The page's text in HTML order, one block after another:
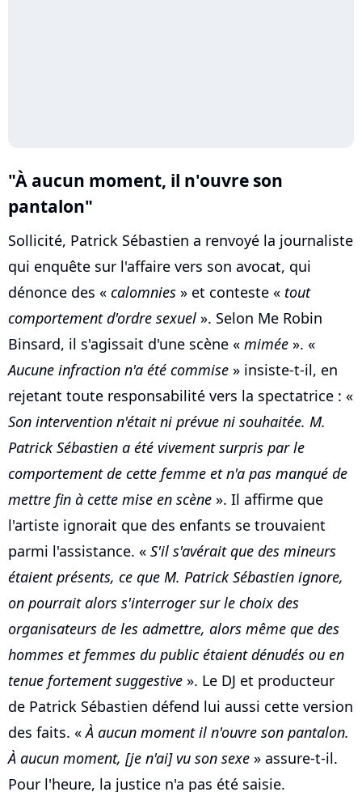
"À aucun moment, il n'ouvre son
pantalon"
Sollicité, Patrick Sébastien a renvoyé la journaliste
qui enquête sur l'affaire vers son avocat, qui
dénonce des « calomnies » et conteste « tout
comportement d'ordre sexuel ». Selon Me Robin
Binsard, il s'agissait d'une scène « mimée ». «
Aucune infraction n'a été commise » insiste-t-il, en
rejetant toute responsabilité vers la spectatrice : «
Son intervention n'était ni prévue ni souhaitée. M.
Patrick Sébastien a été vivement surpris par le
comportement de cette femme et n'a pas manqué de
mettre fin à cette mise en scène ». Il affirme que
l'artiste ignorait que des enfants se trouvaient
parmi l'assistance. « S'il s'avérait que des mineurs
étaient présents, ce que M. Patrick Sébastien ignore,
on pourrait alors s'interroger sur le choix des
organisateurs de les admettre, alors même que des
hommes et femmes du public étaient dénudés ou en
tenue fortement suggestive ». Le DJ et producteur
de Patrick Sébastien défend lui aussi cette version
des faits. «À aucun moment il n'ouvre son pantalon.
À aucun moment, [je n'ai] vu son sexe » assure-t-il.
Pour l'heure, la justice n'a pas été saisie.